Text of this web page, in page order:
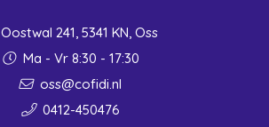
Oostwal 241, 5341 KN, Oss
Ma - Vr 8:30 - 17:30
oss@cofidi.nl
0412-450476